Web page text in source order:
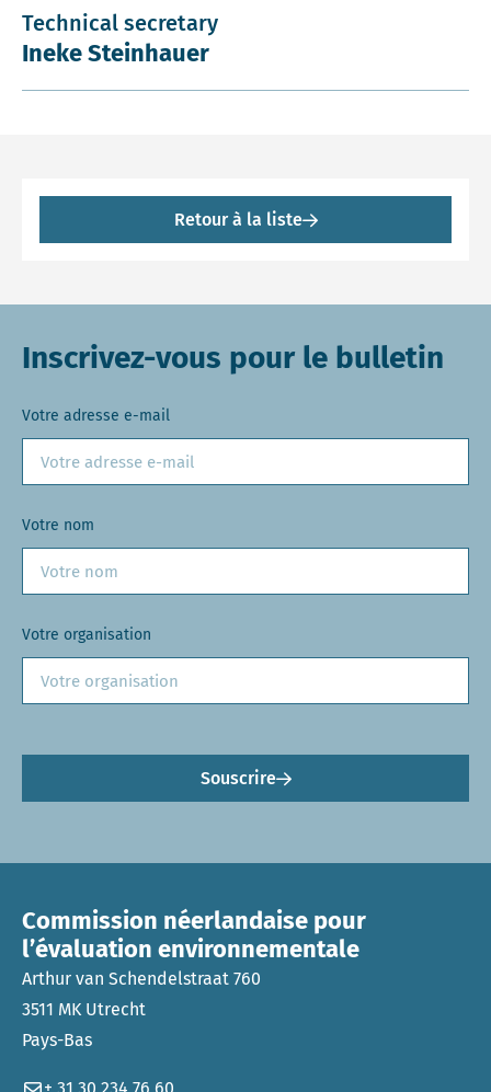
Technical secretary
Ineke Steinhauer
Retour à la liste
Inscrivez-vous pour le bulletin
Votre adresse e-mail
Votre nom
Votre organisation
Souscrire
Commission néerlandaise pour
l’évaluation environnementale
Arthur van Schendelstraat 760
3511 MK Utrecht
Pays-Bas